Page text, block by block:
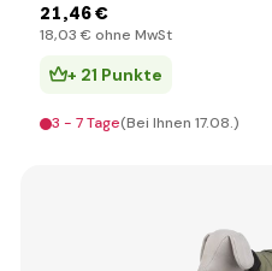
21,46 €
18,03 € ohne MwSt
+ 21 Punkte
3 - 7 Tage(Bei Ihnen 17.08.)